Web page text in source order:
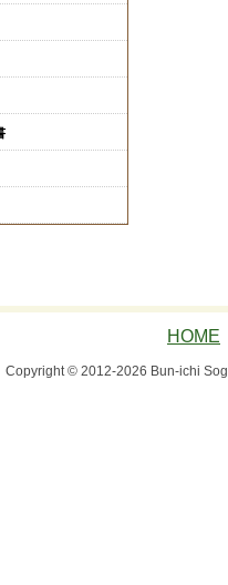
HOME
Copyright © 2012-2026 Bun-ichi